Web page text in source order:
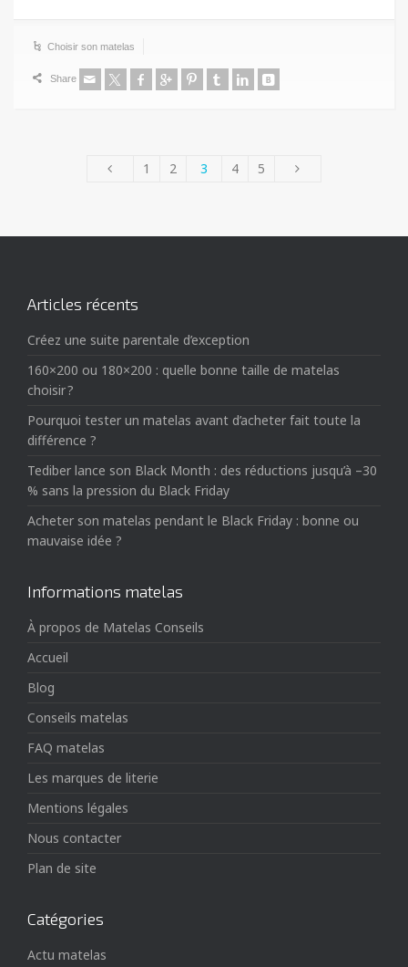
Choisir son matelas
Share
1 2 3 4 5
Articles récents
Créez une suite parentale d’exception
160×200 ou 180×200 : quelle bonne taille de matelas
choisir ?
Pourquoi tester un matelas avant d’acheter fait toute la
différence ?
Tediber lance son Black Month : des réductions jusqu’à –30
% sans la pression du Black Friday
Acheter son matelas pendant le Black Friday : bonne ou
mauvaise idée ?
Informations matelas
À propos de Matelas Conseils
Accueil
Blog
Conseils matelas
FAQ matelas
Les marques de literie
Mentions légales
Nous contacter
Plan de site
Catégories
Actu matelas